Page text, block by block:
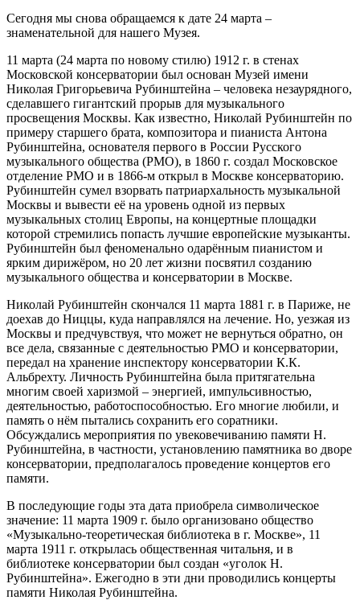
Сегодня мы снова обращаемся к дате 24 марта –
знаменательной для нашего Музея.
11 марта (24 марта по новому стилю) 1912 г. в стенах
Московской консерватории был основан Музей имени
Николая Григорьевича Рубинштейна – человека незаурядного,
сделавшего гигантский прорыв для музыкального
просвещения Москвы. Как известно, Николай Рубинштейн по
примеру старшего брата, композитора и пианиста Антона
Рубинштейна, основателя первого в России Русского
музыкального общества (РМО), в 1860 г. создал Московское
отделение РМО и в 1866-м открыл в Москве консерваторию.
Рубинштейн сумел взорвать патриархальность музыкальной
Москвы и вывести её на уровень одной из первых
музыкальных столиц Европы, на концертные площадки
которой стремились попасть лучшие европейские музыканты.
Рубинштейн был феноменально одарённым пианистом и
ярким дирижёром, но 20 лет жизни посвятил созданию
музыкального общества и консерватории в Москве.
Николай Рубинштейн скончался 11 марта 1881 г. в Париже, не
доехав до Ниццы, куда направлялся на лечение. Но, уезжая из
Москвы и предчувствуя, что может не вернуться обратно, он
все дела, связанные с деятельностью РМО и консерватории,
передал на хранение инспектору консерватории К.К.
Альбрехту. Личность Рубинштейна была притягательна
многим своей харизмой – энергией, импульсивностью,
деятельностью, работоспособностью. Его многие любили, и
память о нём пытались сохранить его соратники.
Обсуждались мероприятия по увековечиванию памяти Н.
Рубинштейна, в частности, установлению памятника во дворе
консерватории, предполагалось проведение концертов его
памяти.
В последующие годы эта дата приобрела символическое
значение: 11 марта 1909 г. было организовано общество
«Музыкально-теоретическая библиотека в г. Москве», 11
марта 1911 г. открылась общественная читальня, и в
библиотеке консерватории был создан «уголок Н.
Рубинштейна». Ежегодно в эти дни проводились концерты
памяти Николая Рубинштейна.